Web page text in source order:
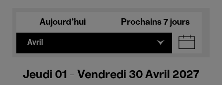
Aujourd'hui Prochains 7 jours
Avril
Jeudi 01 - Vendredi 30 Avril 2027